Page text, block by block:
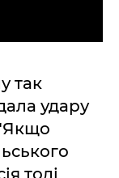
так
удару
тоді